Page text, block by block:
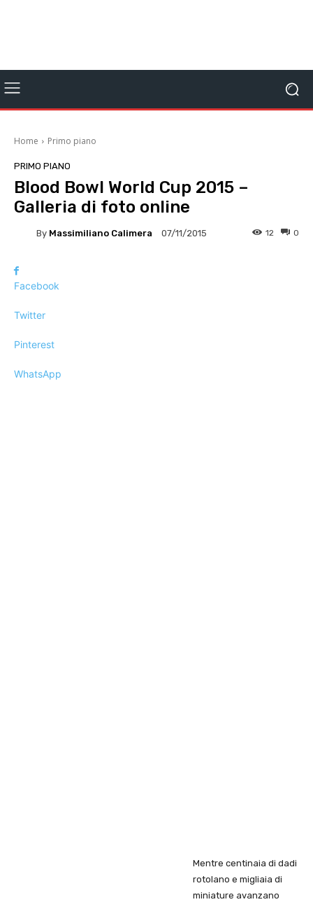
Home Primo piano
PRIMO PIANO
Blood Bowl World Cup 2015 –
Galleria di foto online
By Massimiliano Calimera 07/11/2015 0
12
Facebook
Twitter
Pinterest
WhatsApp
Mentre centinaia di dadi
rotolano e migliaia di
miniature avanzano